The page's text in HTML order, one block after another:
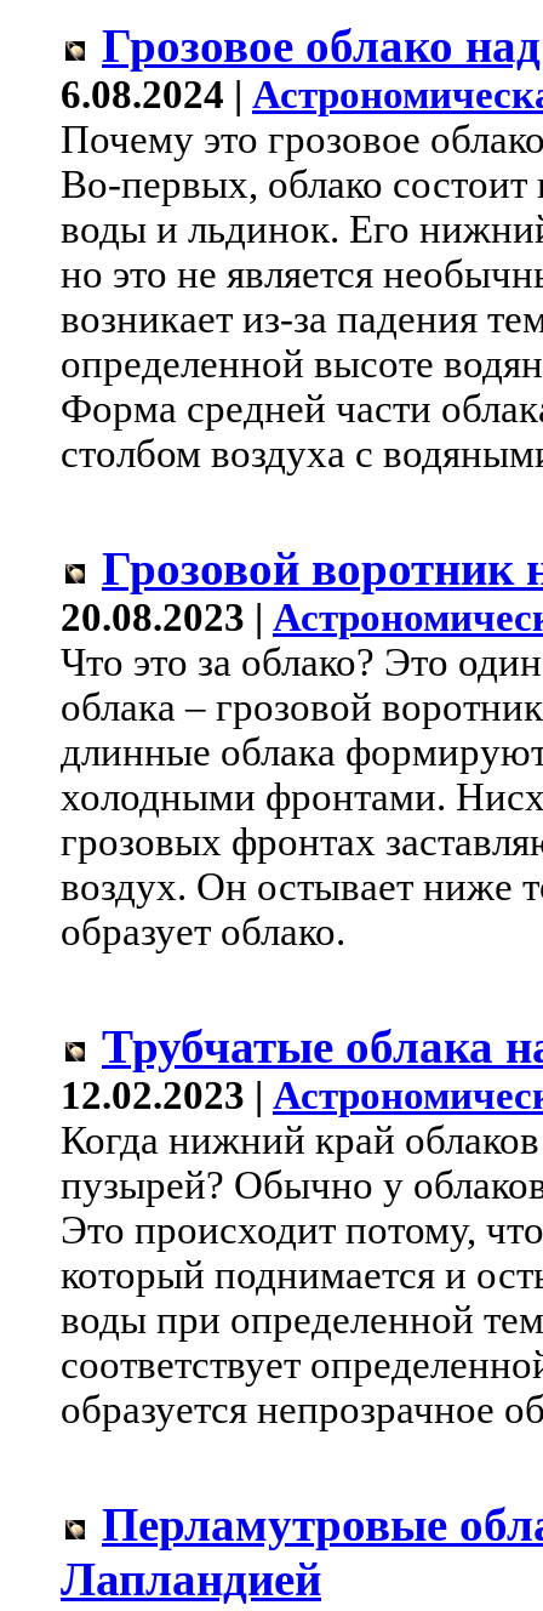
Грозовое облако
6.08.2024 |
Почему это грозовое
Во-первых, облако
воды и льдинок. Его
но это не является
возникает из-за падения
определенной высоте
Форма средней части
столбом воздуха с
Грозовой воротник
20.08.2023 |
Что это за облако? Это
облака – грозовой
длинные облака
холодными фронтами.
грозовых фронтах
воздух. Он остывает ниже
образует облако.
Трубчатые облака
12.02.2023 |
Когда нижний край
пузырей? Обычно у
Это происходит потому,
который поднимается и
воды при определенной
соответствует
образуется непрозрачное
Перламутровые
Лапландией